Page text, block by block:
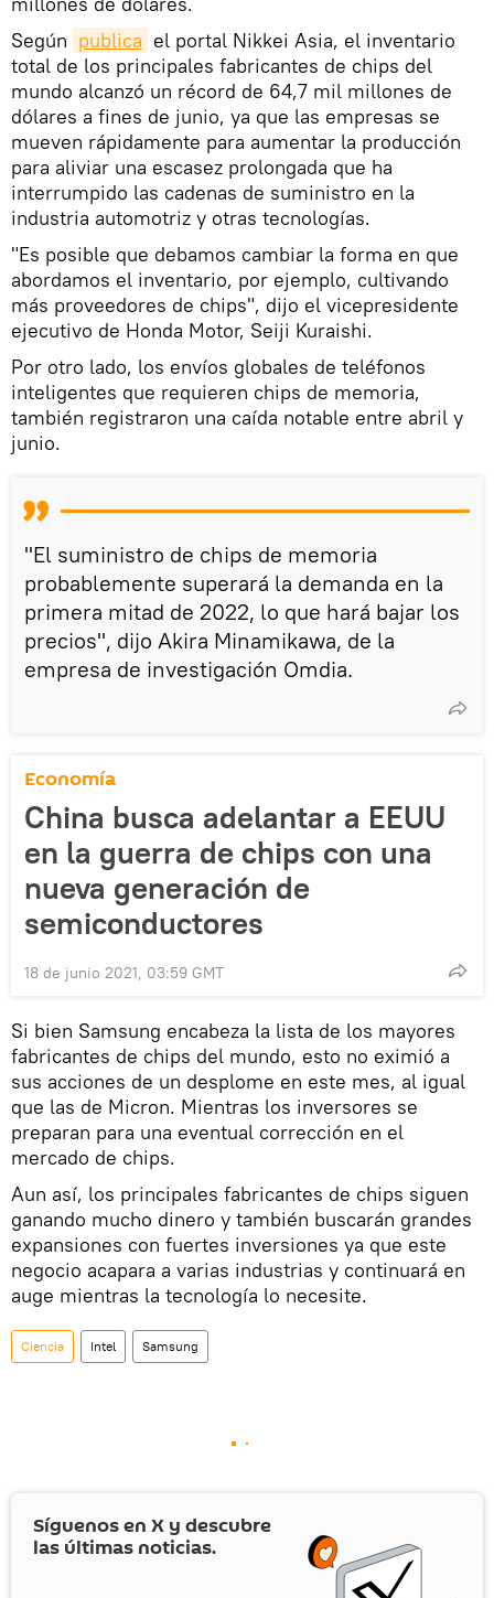
Según publica el portal Nikkei Asia, el inventario
total de los principales fabricantes de chips del
mundo alcanzó un récord de 64,7 mil millones de
dólares a fines de junio, ya que las empresas se
mueven rápidamente para aumentar la producción
para aliviar una escasez prolongada que ha
interrumpido las cadenas de suministro en la
industria automotriz y otras tecnologías.
"Es posible que debamos cambiar la forma en que
abordamos el inventario, por ejemplo, cultivando
más proveedores de chips", dijo el vicepresidente
ejecutivo de Honda Motor, Seiji Kuraishi.
Por otro lado, los envíos globales de teléfonos
inteligentes que requieren chips de memoria,
también registraron una caída notable entre abril y
junio.
"El suministro de chips de memoria
probablemente superará la demanda en la
primera mitad de 2022, lo que hará bajar los
precios", dijo Akira Minamikawa, de la
empresa de investigación Omdia.
Economía
China busca adelantar a EEUU
en la guerra de chips con una
nueva generación de
semiconductores
18 de junio 2021, 03:59 GMT
Si bien Samsung encabeza la lista de los mayores
fabricantes de chips del mundo, esto no eximió a
sus acciones de un desplome en este mes, al igual
que las de Micron. Mientras los inversores se
preparan para una eventual corrección en el
mercado de chips.
Aun así, los principales fabricantes de chips siguen
ganando mucho dinero y también buscarán grandes
expansiones con fuertes inversiones ya que este
negocio acapara a varias industrias y continuará en
auge mientras la tecnología lo necesite.
Ciencia Intel Samsung
Síguenos en X y descubre
las últimas noticias.